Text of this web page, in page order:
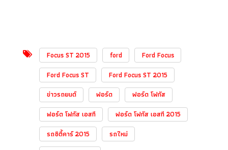
Focus ST 2015 ford
Ford Focus
Ford Focus ST
Ford Focus ST 2015
ข่าวรถยนต์
ฟอร์ด
ฟอร์ด โฟกัส
ฟอร์ด โฟกัส เอสที
ฟอร์ด โฟกัส เอสที 2015
รถซิตี้คาร์ 2015
รถใหม่